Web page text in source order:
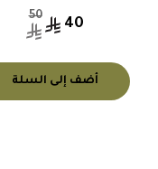
40
50
أضف إلى السلة